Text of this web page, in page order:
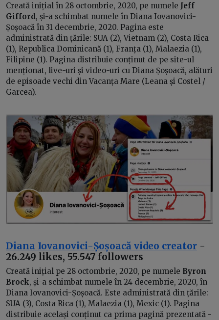
Creată inițial în 28 octombrie, 2020, pe numele Jeff
Gifford , și-a schimbat numele în Diana Iovanovici-
Șoșoacă în 31 decembrie, 2020. Pagina este
administrată din țările: SUA (2), Vietnam (2), Costa Rica
(1), Republica Dominicană (1), Franța (1), Malaezia (1),
Filipine (1). Pagina distribuie conținut de pe site-ul
menționat, live-uri și video-uri cu Diana Șoșoacă, alături
de episoade vechi din Vacanța Mare (Leana și Costel /
Garcea).
Diana Iovanovici-Șoșoacă video creator -
26.249 likes, 55.547 followers
Creată inițial pe 28 octombrie, 2020, pe numele Byron
Brock, și-a schimbat numele în 24 decembrie, 2020, în
Diana Iovanovici-Șoșoacă. Este administrată din țările:
SUA (3), Costa Rica (1), Malaezia (1), Mexic (1). Pagina
distribuie același conținut ca prima pagină prezentată -